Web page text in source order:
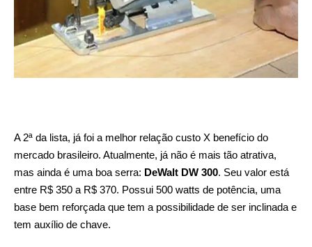
A 2ª da lista, já foi a melhor relação custo X benefício do
mercado brasileiro. Atualmente, já não é mais tão atrativa,
mas ainda é uma boa serra: DeWalt DW 300. Seu valor está
entre R$ 350 a R$ 370. Possui 500 watts de potência, uma
base bem reforçada que tem a possibilidade de ser inclinada e
tem auxílio de chave.